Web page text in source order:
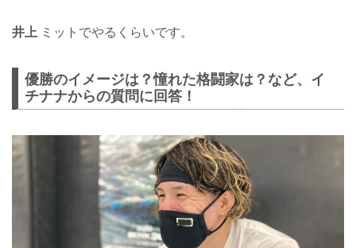
井上 ミットでやるくらいです。
優勝のイメージは？憧れた格闘家は？など、イ
チナナからの質問に回答！